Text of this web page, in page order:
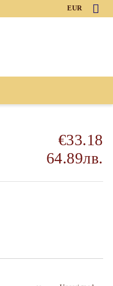
EUR
€33.18
64.89лв.